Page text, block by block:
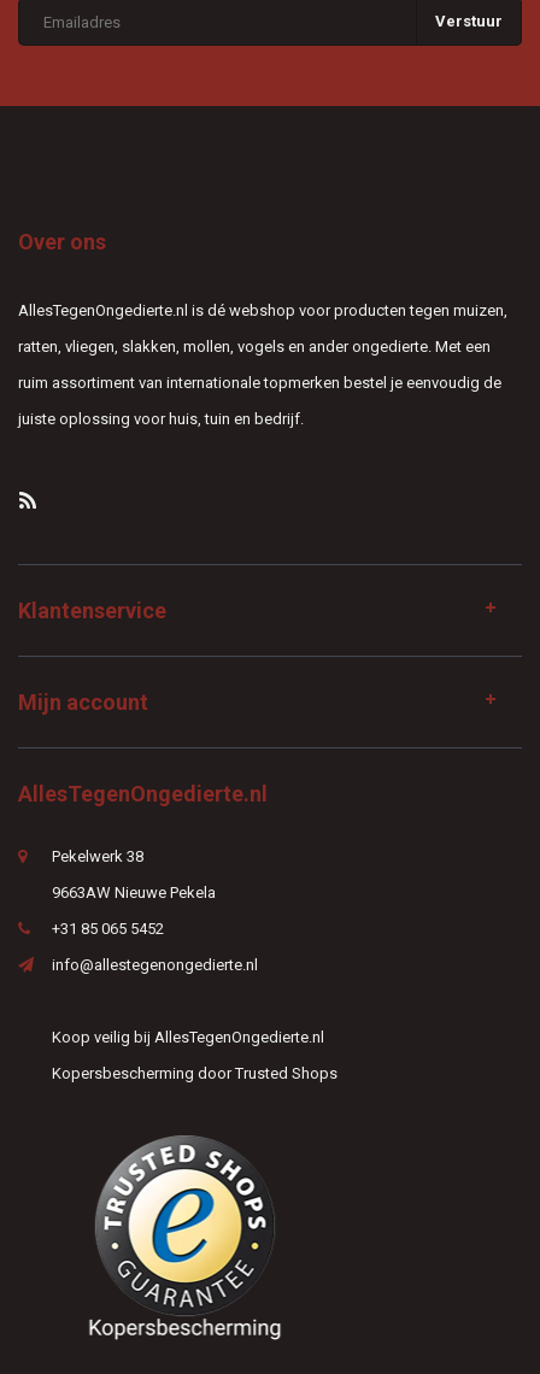
Verstuur
Over ons
AllesTegenOngedierte.nl is dé webshop voor producten tegen muizen,
ratten, vliegen, slakken, mollen, vogels en ander ongedierte. Met een
ruim assortiment van internationale topmerken bestel je eenvoudig de
juiste oplossing voor huis, tuin en bedrijf.
Klantenservice
Mijn account
AllesTegenOngedierte.nl
Pekelwerk 38
9663AW Nieuwe Pekela
+31 85 065 5452
info@allestegenongedierte.nl
Koop veilig bij AllesTegenOngedierte.nl
Kopersbescherming door Trusted Shops